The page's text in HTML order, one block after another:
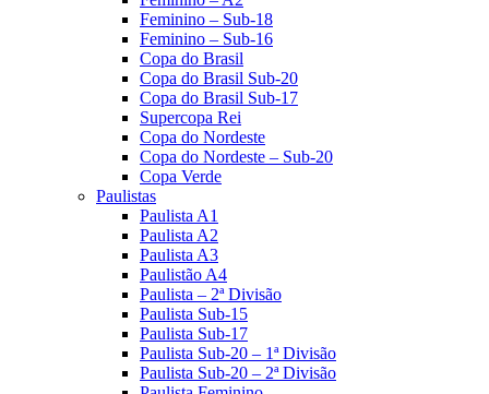
Feminino – Sub-18
Feminino – Sub-16
Copa do Brasil
Copa do Brasil Sub-20
Copa do Brasil Sub-17
Supercopa Rei
Copa do Nordeste
Copa do Nordeste – Sub-20
Copa Verde
Paulistas
Paulista A1
Paulista A2
Paulista A3
Paulistão A4
Paulista – 2ª Divisão
Paulista Sub-15
Paulista Sub-17
Paulista Sub-20 – 1ª Divisão
Paulista Sub-20 – 2ª Divisão